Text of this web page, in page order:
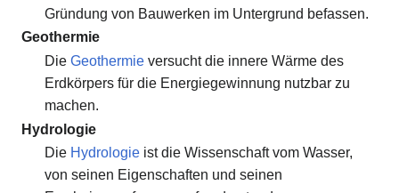
Gründung von Bauwerken im Untergrund befassen.
Geothermie
Die Geothermieversucht die innere Wärme des
Erdkörpers für die Energiegewinnung nutzbar zu
machen.
Hydrologie
Die Hydrologieist die Wissenschaft vom Wasser,
von seinen Eigenschaften und seinen